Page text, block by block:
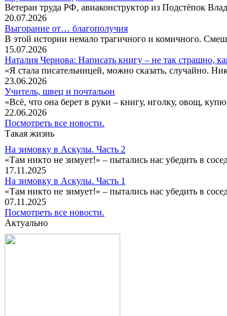
Ветеран труда РФ, авиаконструктор из Подстёпок
20.07.2026
Выгорание от… благополучия
В этой истории немало трагичного и комичного.
15.07.2026
Наталия Чернова: Написать книгу – не так страшно,
«Я стала писательницей, можно сказать, случайно.
23.06.2026
Учитель, швец и почтальон
«Всё, что она берет в руки – книгу, иголку, овощ,
22.06.2026
Посмотреть все новости.
Такая жизнь
На зимовку в Аскулы. Часть 2
«Там никто не зимует!» – пытались нас убедить в
17.11.2025
На зимовку в Аскулы. Часть 1
«Там никто не зимует!» – пытались нас убедить в
07.11.2025
Посмотреть все новости.
Актуально